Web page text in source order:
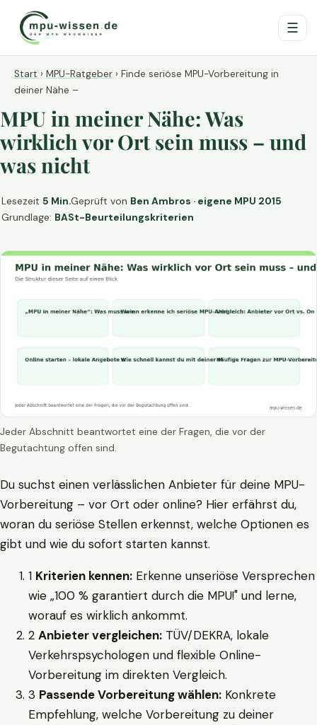
☰
Start › MPU-Ratgeber › Finde seriöse MPU-Vorbereitung in
deiner Nähe –
MPU in meiner Nähe: Was
wirklich vor Ort sein muss – und
was nicht
Lesezeit 5 Min.Geprüft von Ben Ambros · eigene MPU 2015
Grundlage: BASt-Beurteilungskriterien
Jeder Abschnitt beantwortet eine der Fragen, die vor der
Begutachtung offen sind.
Du suchst einen verlässlichen Anbieter für deine MPU-
Vorbereitung – vor Ort oder online? Hier erfährst du,
woran du seriöse Stellen erkennst, welche Optionen es
gibt und wie du sofort starten kannst.
1 Kriterien kennen: Erkenne unseriöse Versprechen
wie „100 % garantiert durch die MPU!" und lerne,
worauf es wirklich ankommt.
2 Anbieter vergleichen: TÜV/DEKRA, lokale
Verkehrspsychologen und flexible Online-
Vorbereitung im direkten Vergleich.
3 Passende Vorbereitung wählen: Konkrete
Empfehlung, welche Vorbereitung zu deiner